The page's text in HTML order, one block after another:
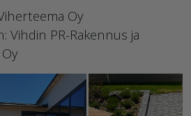
Oy
Vihdin PR-Rakennus ja